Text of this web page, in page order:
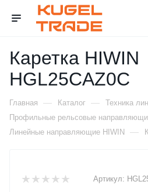
Каретка HIWIN
HGL25CAZ0C
Главная — Каталог — Техника
Профильные рельсовые
Линейные направляющие HIWIN —
Артикул: